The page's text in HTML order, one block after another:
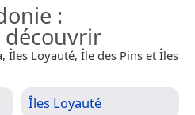
:
découvrir
Îles Loyauté, Île des Pins et Îles
Îles Loyauté